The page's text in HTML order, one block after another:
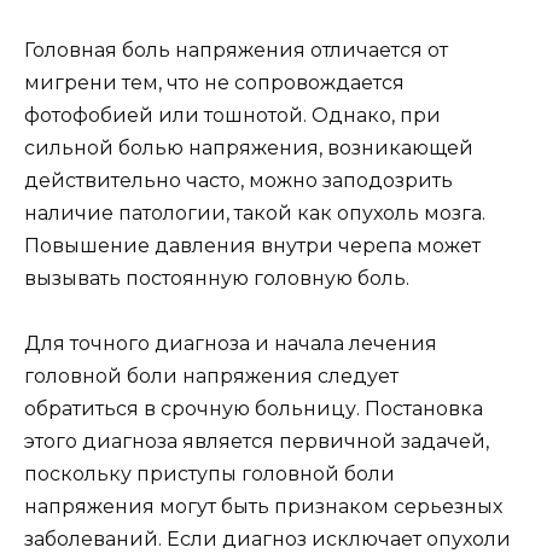
Головная боль напряжения отличается от
мигрени тем, что не сопровождается
фотофобией или тошнотой. Однако, при
сильной болью напряжения, возникающей
действительно часто, можно заподозрить
наличие патологии, такой как опухоль мозга.
Повышение давления внутри черепа может
вызывать постоянную головную боль.
Для точного диагноза и начала лечения
головной боли напряжения следует
обратиться в срочную больницу. Постановка
этого диагноза является первичной задачей,
поскольку приступы головной боли
напряжения могут быть признаком серьезных
заболеваний. Если диагноз исключает опухоли